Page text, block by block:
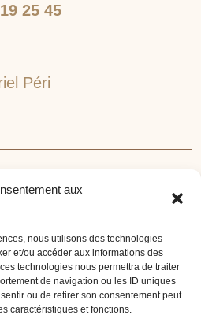
aux
nous utilisons des technologies
et/ou accéder aux informations des
technologies nous permettra de traiter
de navigation ou les ID uniques
ou de retirer son consentement peut
caractéristiques et fonctions.
25 45
Péri
dans la recherche de lieux
1lieu1salle recherche
votre lieu de séminaire idéal :
lieu atypique et dans
souhaitez, en ville, au vert, au